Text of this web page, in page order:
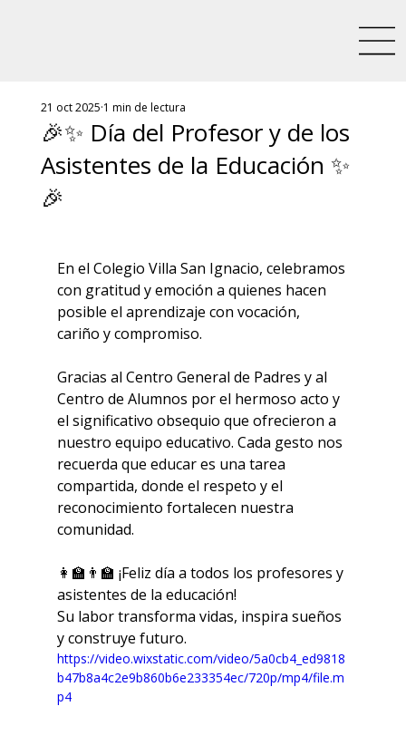
🎉✨ Día del Profesor y de los
Asistentes de la Educación ✨
🎉
21 oct 2025 1 min de lectura
En el Colegio Villa San Ignacio, celebramos
con gratitud y emoción a quienes hacen
posible el aprendizaje con vocación,
cariño y compromiso.
Gracias al Centro General de Padres y al
Centro de Alumnos por el hermoso acto y
el significativo obsequio que ofrecieron a
nuestro equipo educativo. Cada gesto nos
recuerda que educar es una tarea
compartida, donde el respeto y el
reconocimiento fortalecen nuestra
comunidad.
👩‍🏫👨‍🏫 ¡Feliz día a todos los profesores y
asistentes de la educación!
Su labor transforma vidas, inspira sueños
y construye futuro.
https://video.wixstatic.com/video/5a0cb4_ed9818
b47b8a4c2e9b860b6e233354ec/720p/mp4/file.m
p4